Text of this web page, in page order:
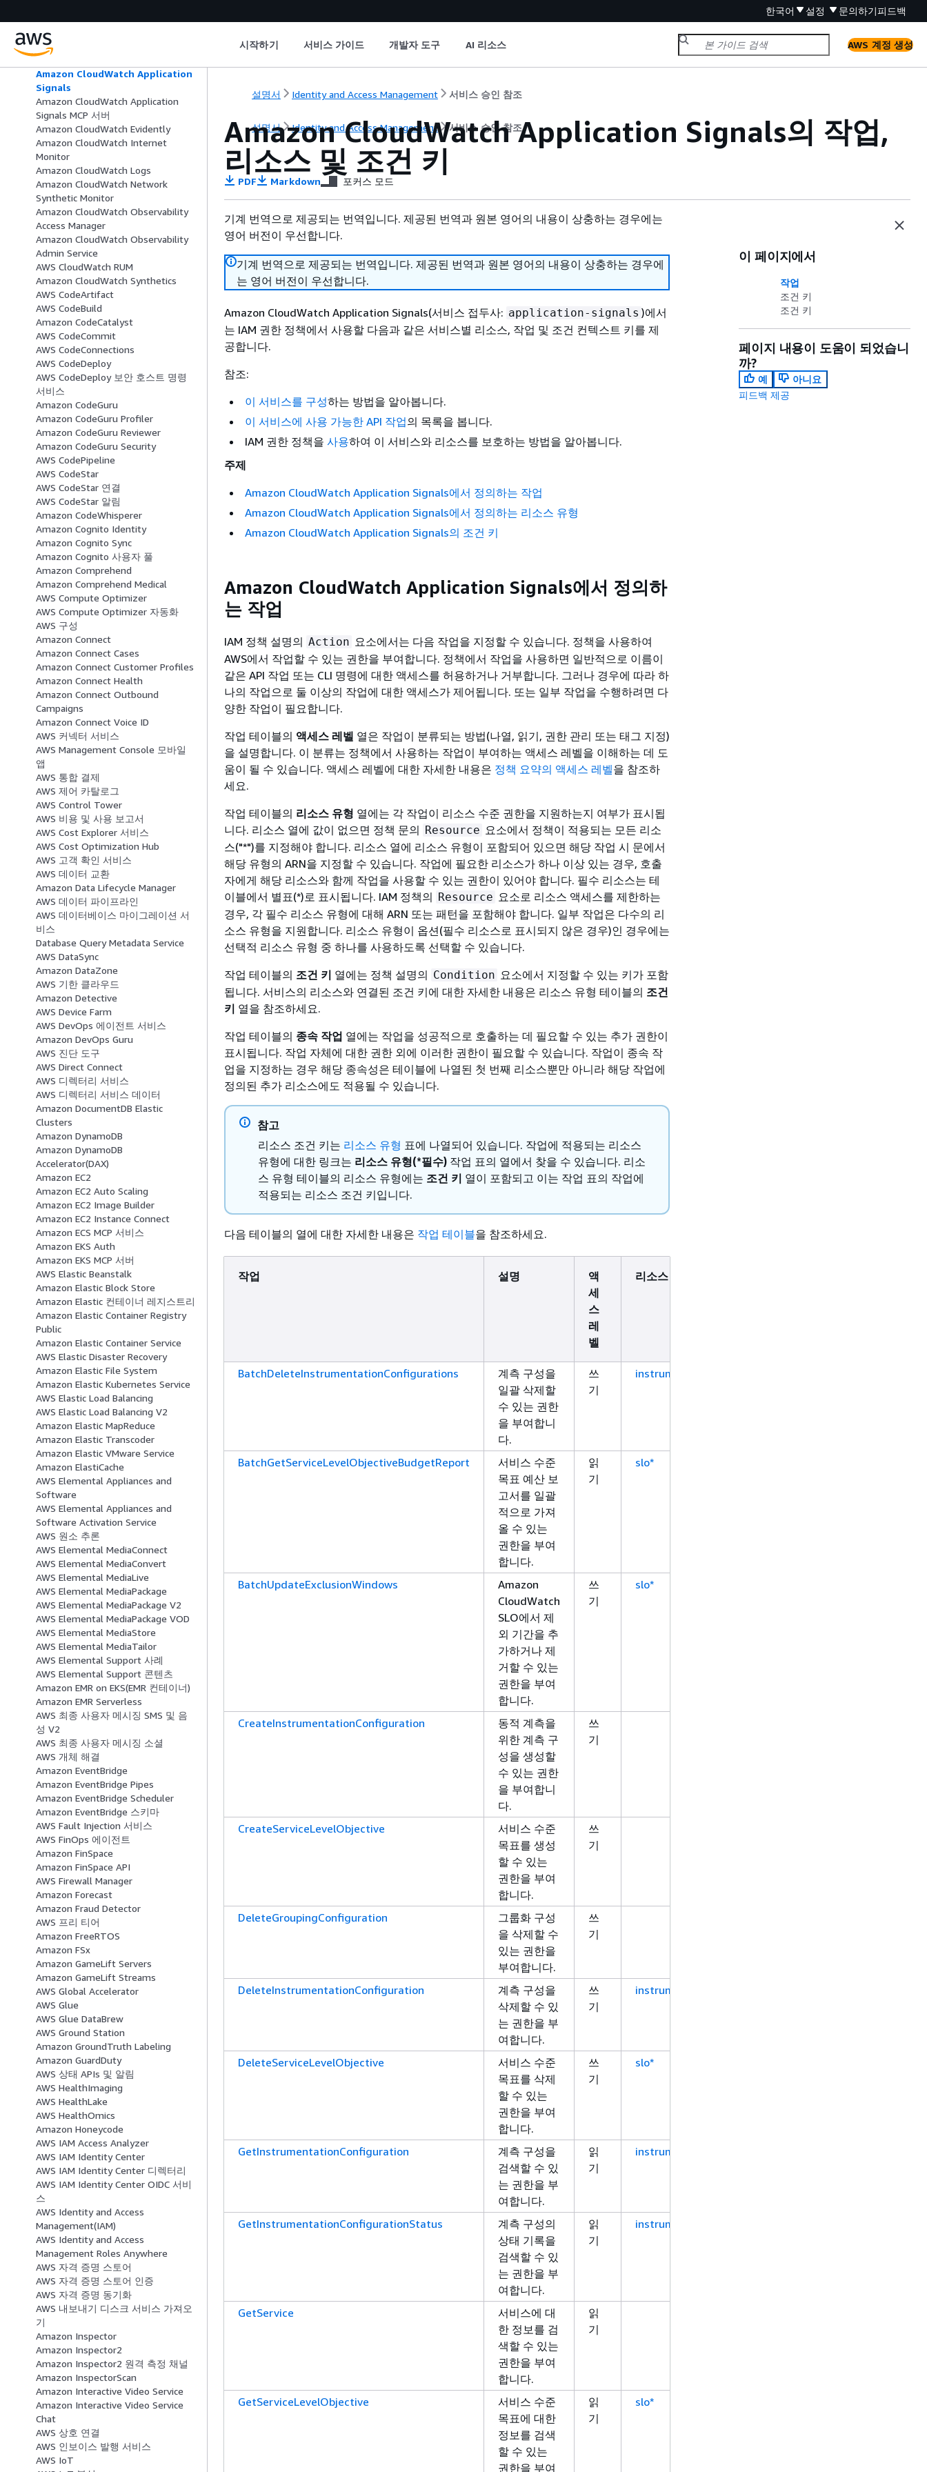
한국어 설정 문의하기피드백
시작하기 서비스 가이드 개발자 도구 AI 리소스 AWS 계정 생성
Amazon CloudWatch
Amazon CloudWatch Application
Insights
Amazon CloudWatch Application
Signals
Amazon CloudWatch Application
Signals MCP 서버
Amazon CloudWatch Evidently
Amazon CloudWatch Internet
Monitor
Amazon CloudWatch Logs
Amazon CloudWatch Network
Synthetic Monitor
Amazon CloudWatch Observability
Access Manager
Amazon CloudWatch Observability
Admin Service
AWS CloudWatch RUM
Amazon CloudWatch Synthetics
AWS CodeArtifact
AWS CodeBuild
Amazon CodeCatalyst
AWS CodeCommit
AWS CodeConnections
AWS CodeDeploy
AWS CodeDeploy 보안 호스트 명령
서비스
Amazon CodeGuru
Amazon CodeGuru Profiler
Amazon CodeGuru Reviewer
Amazon CodeGuru Security
AWS CodePipeline
AWS CodeStar
AWS CodeStar 연결
AWS CodeStar 알림
Amazon CodeWhisperer
Amazon Cognito Identity
Amazon Cognito Sync
Amazon Cognito 사용자 풀
Amazon Comprehend
Amazon Comprehend Medical
AWS Compute Optimizer
AWS Compute Optimizer 자동화
AWS 구성
Amazon Connect
Amazon Connect Cases
Amazon Connect Customer Profiles
Amazon Connect Health
Amazon Connect Outbound
Campaigns
Amazon Connect Voice ID
AWS 커넥터 서비스
AWS Management Console 모바일
앱
AWS 통합 결제
AWS 제어 카탈로그
AWS Control Tower
AWS 비용 및 사용 보고서
AWS Cost Explorer 서비스
AWS Cost Optimization Hub
AWS 고객 확인 서비스
AWS 데이터 교환
Amazon Data Lifecycle Manager
AWS 데이터 파이프라인
AWS 데이터베이스 마이그레이션 서
비스
Database Query Metadata Service
AWS DataSync
Amazon DataZone
AWS 기한 클라우드
Amazon Detective
AWS Device Farm
AWS DevOps 에이전트 서비스
Amazon DevOps Guru
AWS 진단 도구
AWS Direct Connect
AWS 디렉터리 서비스
AWS 디렉터리 서비스 데이터
Amazon DocumentDB Elastic
Clusters
Amazon DynamoDB
Amazon DynamoDB
Accelerator(DAX)
Amazon EC2
Amazon EC2 Auto Scaling
Amazon EC2 Image Builder
Amazon EC2 Instance Connect
Amazon ECS MCP 서비스
Amazon EKS Auth
Amazon EKS MCP 서버
AWS Elastic Beanstalk
Amazon Elastic Block Store
Amazon Elastic 컨테이너 레지스트리
Amazon Elastic Container Registry
Public
Amazon Elastic Container Service
AWS Elastic Disaster Recovery
Amazon Elastic File System
Amazon Elastic Kubernetes Service
AWS Elastic Load Balancing
AWS Elastic Load Balancing V2
Amazon Elastic MapReduce
Amazon Elastic Transcoder
Amazon Elastic VMware Service
Amazon ElastiCache
AWS Elemental Appliances and
Software
AWS Elemental Appliances and
Software Activation Service
AWS 원소 추론
AWS Elemental MediaConnect
AWS Elemental MediaConvert
AWS Elemental MediaLive
AWS Elemental MediaPackage
AWS Elemental MediaPackage V2
AWS Elemental MediaPackage VOD
AWS Elemental MediaStore
AWS Elemental MediaTailor
AWS Elemental Support 사례
AWS Elemental Support 콘텐츠
Amazon EMR on EKS(EMR 컨테이너)
Amazon EMR Serverless
AWS 최종 사용자 메시징 SMS 및 음
성 V2
AWS 최종 사용자 메시징 소셜
AWS 개체 해결
Amazon EventBridge
Amazon EventBridge Pipes
Amazon EventBridge Scheduler
Amazon EventBridge 스키마
AWS Fault Injection 서비스
AWS FinOps 에이전트
Amazon FinSpace
Amazon FinSpace API
AWS Firewall Manager
Amazon Forecast
Amazon Fraud Detector
AWS 프리 티어
Amazon FreeRTOS
Amazon FSx
Amazon GameLift Servers
Amazon GameLift Streams
AWS Global Accelerator
AWS Glue
AWS Glue DataBrew
AWS Ground Station
Amazon GroundTruth Labeling
Amazon GuardDuty
AWS 상태 APIs 및 알림
AWS HealthImaging
AWS HealthLake
AWS HealthOmics
Amazon Honeycode
AWS IAM Access Analyzer
AWS IAM Identity Center
AWS IAM Identity Center 디렉터리
AWS IAM Identity Center OIDC 서비
스
AWS Identity and Access
Management(IAM)
AWS Identity and Access
Management Roles Anywhere
AWS 자격 증명 스토어
AWS 자격 증명 스토어 인증
AWS 자격 증명 동기화
AWS 내보내기 디스크 서비스 가져오
기
Amazon Inspector
Amazon Inspector2
Amazon Inspector2 원격 측정 채널
Amazon InspectorScan
Amazon Interactive Video Service
Amazon Interactive Video Service
Chat
AWS 상호 연결
AWS 인보이스 발행 서비스
AWS IoT
설명서 Identity and Access Management 서비스 승인 참조
설명서 Identity and Access Management 서비스 승인 참조
Amazon CloudWatch Application Signals의 작업,
리소스 및 조건 키
PDF Markdown 포커스 모드
기계 번역으로 제공되는 번역입니다. 제공된 번역과 원본 영어의 내용이 상충하는 경우에는
영어 버전이 우선합니다.
기계 번역으로 제공되는 번역입니다. 제공된 번역과 원본 영어의 내용이 상충하는 경우에
는 영어 버전이 우선합니다.
Amazon CloudWatch Application Signals(서비스 접두사: application-signals )에서
는 IAM 권한 정책에서 사용할 다음과 같은 서비스별 리소스, 작업 및 조건 컨텍스트 키를 제
공합니다.
참조:
이 서비스를 구성하는 방법을 알아봅니다.
이 서비스에 사용 가능한 API 작업의 목록을 봅니다.
IAM 권한 정책을 사용하여 이 서비스와 리소스를 보호하는 방법을 알아봅니다.
주제
Amazon CloudWatch Application Signals에서 정의하는 작업
Amazon CloudWatch Application Signals에서 정의하는 리소스 유형
Amazon CloudWatch Application Signals의 조건 키
Amazon CloudWatch Application Signals에서 정의하
는 작업
IAM 정책 설명의 Action 요소에서는 다음 작업을 지정할 수 있습니다. 정책을 사용하여
AWS에서 작업할 수 있는 권한을 부여합니다. 정책에서 작업을 사용하면 일반적으로 이름이
같은 API 작업 또는 CLI 명령에 대한 액세스를 허용하거나 거부합니다. 그러나 경우에 따라 하
나의 작업으로 둘 이상의 작업에 대한 액세스가 제어됩니다. 또는 일부 작업을 수행하려면 다
양한 작업이 필요합니다.
작업 테이블의 액세스 레벨 열은 작업이 분류되는 방법(나열, 읽기, 권한 관리 또는 태그 지정)
을 설명합니다. 이 분류는 정책에서 사용하는 작업이 부여하는 액세스 레벨을 이해하는 데 도
움이 될 수 있습니다. 액세스 레벨에 대한 자세한 내용은 정책 요약의 액세스 레벨을 참조하
세요.
작업 테이블의 리소스 유형 열에는 각 작업이 리소스 수준 권한을 지원하는지 여부가 표시됩
니다. 리소스 열에 값이 없으면 정책 문의 Resource 요소에서 정책이 적용되는 모든 리소
스("*")를 지정해야 합니다. 리소스 열에 리소스 유형이 포함되어 있으면 해당 작업 시 문에서
해당 유형의 ARN을 지정할 수 있습니다. 작업에 필요한 리소스가 하나 이상 있는 경우, 호출
자에게 해당 리소스와 함께 작업을 사용할 수 있는 권한이 있어야 합니다. 필수 리소스는 테
이블에서 별표(*)로 표시됩니다. IAM 정책의 Resource 요소로 리소스 액세스를 제한하는
경우, 각 필수 리소스 유형에 대해 ARN 또는 패턴을 포함해야 합니다. 일부 작업은 다수의 리
소스 유형을 지원합니다. 리소스 유형이 옵션(필수 리소스로 표시되지 않은 경우)인 경우에는
선택적 리소스 유형 중 하나를 사용하도록 선택할 수 있습니다.
작업 테이블의 조건 키 열에는 정책 설명의 Condition 요소에서 지정할 수 있는 키가 포함
됩니다. 서비스의 리소스와 연결된 조건 키에 대한 자세한 내용은 리소스 유형 테이블의 조건
키 열을 참조하세요.
작업 테이블의 종속 작업 열에는 작업을 성공적으로 호출하는 데 필요할 수 있는 추가 권한이
표시됩니다. 작업 자체에 대한 권한 외에 이러한 권한이 필요할 수 있습니다. 작업이 종속 작
업을 지정하는 경우 해당 종속성은 테이블에 나열된 첫 번째 리소스뿐만 아니라 해당 작업에
정의된 추가 리소스에도 적용될 수 있습니다.
참고
리소스 조건 키는 리소스 유형 표에 나열되어 있습니다. 작업에 적용되는 리소스
유형에 대한 링크는 리소스 유형(*필수) 작업 표의 열에서 찾을 수 있습니다. 리소
스 유형 테이블의 리소스 유형에는 조건 키 열이 포함되고 이는 작업 표의 작업에
적용되는 리소스 조건 키입니다.
다음 테이블의 열에 대한 자세한 내용은 작업 테이블을 참조하세요.
작업 설명
액
세
스
레
벨
리소스 유형(*필수)
BatchDeleteInstrumentationConfigurations
계측 구성을
일괄 삭제할
수 있는 권한
을 부여합니
다.
쓰
기
instrumentationConfig*
BatchGetServiceLevelObjectiveBudgetReport
서비스 수준
목표 예산 보
고서를 일괄
적으로 가져
올 수 있는
권한을 부여
합니다.
읽
기
slo*
BatchUpdateExclusionWindows
Amazon
CloudWatch
SLO에서 제
외 기간을 추
가하거나 제
거할 수 있는
권한을 부여
합니다.
쓰
기
slo*
CreateInstrumentationConfiguration
동적 계측을
위한 계측 구
성을 생성할
수 있는 권한
을 부여합니
다.
쓰
기
CreateServiceLevelObjective
서비스 수준
목표를 생성
할 수 있는
권한을 부여
합니다.
쓰
기
DeleteGroupingConfiguration
그룹화 구성
을 삭제할 수
있는 권한을
부여합니다.
쓰
기
DeleteInstrumentationConfiguration
계측 구성을
삭제할 수 있
는 권한을 부
여합니다.
쓰
기
instrumentationConfig*
DeleteServiceLevelObjective
서비스 수준
목표를 삭제
할 수 있는
권한을 부여
합니다.
쓰
기
slo*
GetInstrumentationConfiguration
계측 구성을
검색할 수 있
는 권한을 부
여합니다.
읽
기
instrumentationConfig*
GetInstrumentationConfigurationStatus
계측 구성의
상태 기록을
검색할 수 있
는 권한을 부
여합니다.
읽
기
instrumentationConfig*
GetService
서비스에 대
한 정보를 검
색할 수 있는
권한을 부여
합니다.
읽
기
GetServiceLevelObjective
서비스 수준
목표에 대한
정보를 검색
할 수 있는
권한을 부여
읽
기
slo*
이 페이지에서
작업
조건 키
조건 키
페이지 내용이 도움이 되었습니
까?
예
아니요
피드백 제공